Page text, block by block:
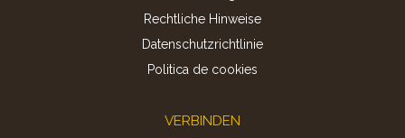
Rechtliche Hinweise
Datenschutzrichtlinie
Politica de cookies
VERBINDEN